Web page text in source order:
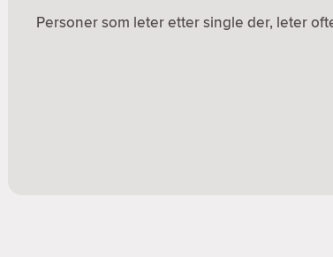
Personer som leter etter single der, leter